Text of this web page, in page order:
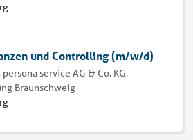
und Controlling (m/w/d)
persona service AG & Co. KG,
Braunschweig